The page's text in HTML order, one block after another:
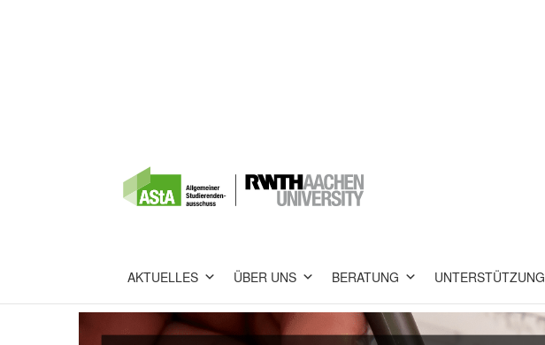
AKTUELLES ÜBER UNS BERATUNG UNTERSTÜTZUNG